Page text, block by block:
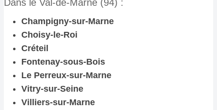
Dans le Val-de-Marne (94) :
Champigny-sur-Marne
Choisy-le-Roi
Créteil
Fontenay-sous-Bois
Le Perreux-sur-Marne
Vitry-sur-Seine
Villiers-sur-Marne